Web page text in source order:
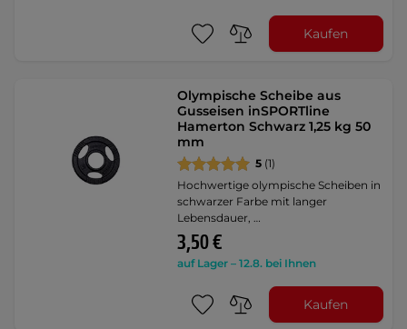
Kaufen
Olympische Scheibe aus
Gusseisen inSPORTline
Hamerton Schwarz 1,25 kg 50
mm
5 (1)
Hochwertige olympische Scheiben in
schwarzer Farbe mit langer
Lebensdauer, …
3,50 €
auf Lager – 12.8. bei Ihnen
Kaufen